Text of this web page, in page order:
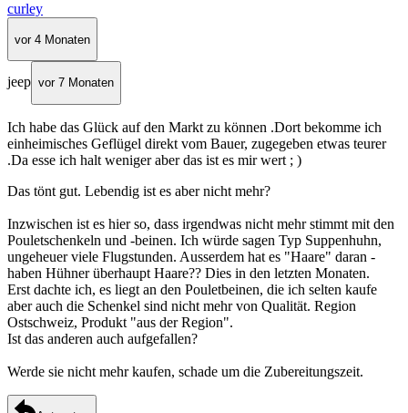
curley
vor 4 Monaten
jeep vor 7 Monaten
Ich habe das Glück auf den Markt zu können .Dort bekomme ich
einheimisches Geflügel direkt vom Bauer, zugegeben etwas teurer
.Da esse ich halt weniger aber das ist es mir wert ; )
Das tönt gut. Lebendig ist es aber nicht mehr?
Inzwischen ist es hier so, dass irgendwas nicht mehr stimmt mit den
Pouletschenkeln und -beinen. Ich würde sagen Typ Suppenhuhn,
ungeheuer viele Flugstunden. Ausserdem hat es "Haare" daran -
haben Hühner überhaupt Haare?? Dies in den letzten Monaten.
Erst dachte ich, es liegt an den Pouletbeinen, die ich selten kaufe
aber auch die Schenkel sind nicht mehr von Qualität. Region
Ostschweiz, Produkt "aus der Region".
Ist das anderen auch aufgefallen?
Werde sie nicht mehr kaufen, schade um die Zubereitungszeit.